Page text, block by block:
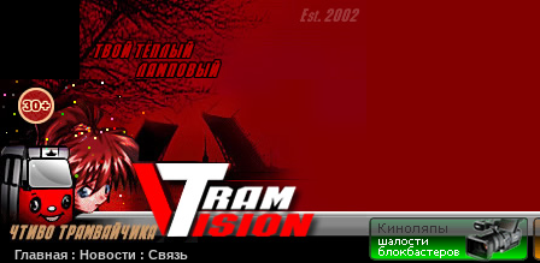
Главная : Новости : Связь